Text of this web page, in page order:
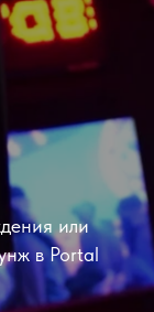
или
в Portal